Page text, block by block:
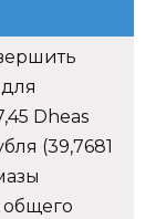
Dheas
(39,7681